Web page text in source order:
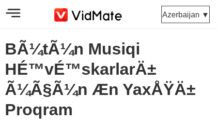
Azerbaijan ▼
BÃ¼tÃ¼n Musiqi
HÉ™vÉ™skarlarÄ±
Ã¼Ã§Ã¼n Æn YaxÅŸÄ±
Proqram